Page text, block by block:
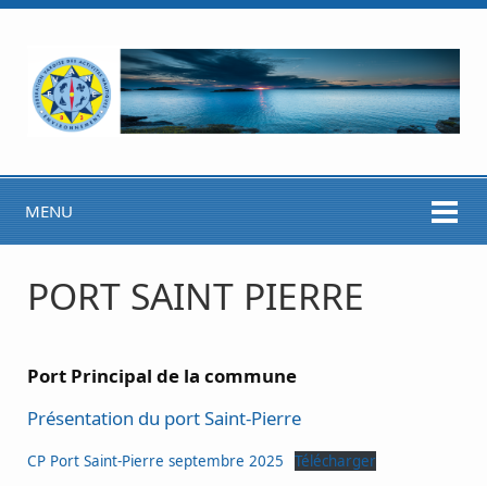
MENU
PORT SAINT PIERRE
Port Principal de la commune
Présentation du port Saint-Pierre
CP Port Saint-Pierre septembre 2025 Télécharger